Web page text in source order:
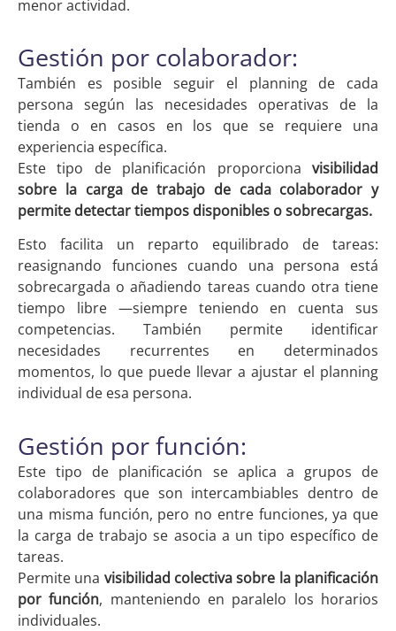
menor actividad.
Gestión por colaborador:
También es posible seguir el planning de cada
persona según las necesidades operativas de la
tienda o en casos en los que se requiere una
experiencia específica.
Este tipo de planificación proporciona visibilidad
sobre la carga de trabajo de cada colaborador y
permite detectar tiempos disponibles o sobrecargas.
Esto facilita un reparto equilibrado de tareas:
reasignando funciones cuando una persona está
sobrecargada o añadiendo tareas cuando otra tiene
tiempo libre —siempre teniendo en cuenta sus
competencias. También permite identificar
necesidades recurrentes en determinados
momentos, lo que puede llevar a ajustar el planning
individual de esa persona.
Gestión por función:
Este tipo de planificación se aplica a grupos de
colaboradores que son intercambiables dentro de
una misma función, pero no entre funciones, ya que
la carga de trabajo se asocia a un tipo específico de
tareas.
Permite una visibilidad colectiva sobre la planificación
por función, manteniendo en paralelo los horarios
individuales.